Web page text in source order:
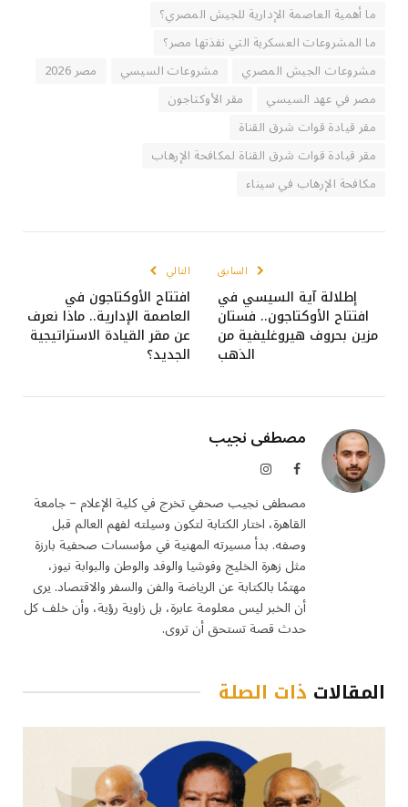
ما أهمية العاصمة الإدارية للجيش المصري؟
ما المشروعات العسكرية التي نفذتها مصر؟
مشروعات الجيش المصري
مشروعات السيسي
مصر 2026
مصر في عهد السيسي
مقر الأوكتاجون
مقر قيادة قوات شرق القناة
مقر قيادة قوات شرق القناة لمكافحة الإرهاب
مكافحة الإرهاب في سيناء
السابق
إطلالة آية السيسي في
افتتاح الأوكتاجون.. فستان
مزين بحروف هيروغليفية من
الذهب
التالي
افتتاح الأوكتاجون في
العاصمة الإدارية.. ماذا نعرف
عن مقر القيادة الاستراتيجية
الجديد؟
مصطفى نجيب
فيسبوكالانستغرام
مصطفى نجيب صحفي تخرج في كلية الإعلام – جامعة
القاهرة، اختار الكتابة لتكون وسيلته لفهم العالم قبل
وصفه. بدأ مسيرته المهنية في مؤسسات صحفية بارزة
مثل زهرة الخليج وفوشيا والوفد والوطن والبوابة نيوز،
مهتمًا بالكتابة عن الرياضة والفن والسفر والاقتصاد. يرى
أن الخبر ليس معلومة عابرة، بل زاوية رؤية، وأن خلف كل
حدث قصة تستحق أن تروى.
المقالات ذات الصلة